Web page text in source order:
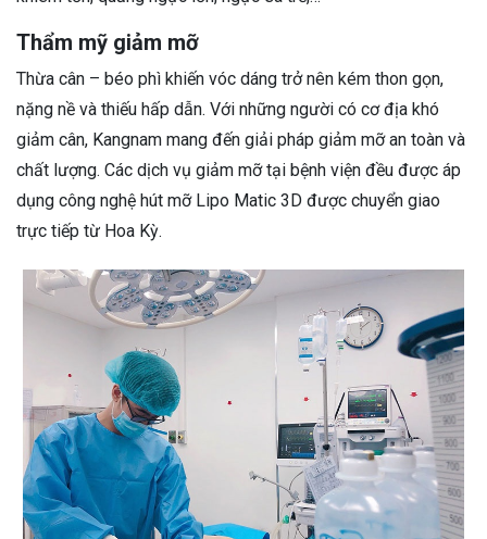
Thẩm mỹ giảm mỡ
Thừa cân – béo phì khiến vóc dáng trở nên kém thon gọn,
nặng nề và thiếu hấp dẫn. Với những người có cơ địa khó
giảm cân, Kangnam mang đến giải pháp giảm mỡ an toàn và
chất lượng. Các dịch vụ giảm mỡ tại bệnh viện đều được áp
dụng công nghệ hút mỡ Lipo Matic 3D được chuyển giao
trực tiếp từ Hoa Kỳ.